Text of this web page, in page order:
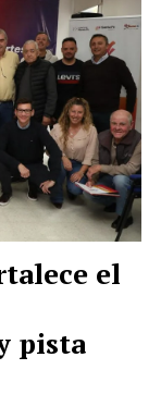
el
pista